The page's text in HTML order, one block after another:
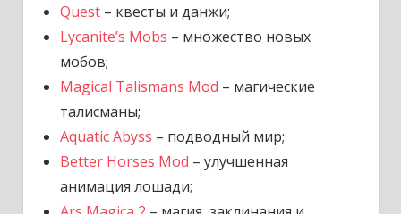
Quest– квесты и данжи;
Lycanite’s Mobs – множество новых
мобов;
Magical Talismans Mod – магические
талисманы;
Aquatic Abyss – подводный мир;
Better Horses Mod – улучшенная
анимация лошади;